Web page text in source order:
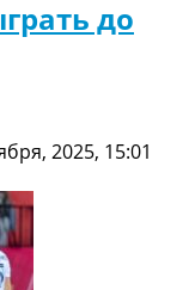
до
2025, 15:01